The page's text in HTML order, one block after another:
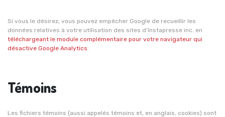
Si vous le désirez, vous pouvez empêcher Google de recueillir les
données relatives à votre utilisation des sites d’Instapresse inc. en
téléchargeant le module complémentaire pour votre navigateur qui
désactive Google Analytics.
Témoins
Les fichiers témoins (aussi appelés témoins et, en anglais, cookies) sont